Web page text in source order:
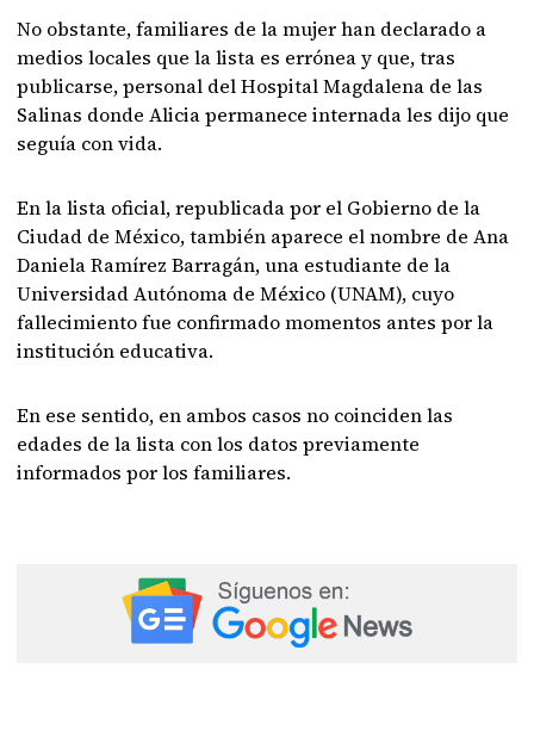
No obstante, familiares de la mujer han declarado a
medios locales que la lista es errónea y que, tras
publicarse, personal del Hospital Magdalena de las
Salinas donde Alicia permanece internada les dijo que
seguía con vida.
En la lista oficial, republicada por el Gobierno de la
Ciudad de México, también aparece el nombre de Ana
Daniela Ramírez Barragán, una estudiante de la
Universidad Autónoma de México (UNAM), cuyo
fallecimiento fue confirmado momentos antes por la
institución educativa.
En ese sentido, en ambos casos no coinciden las
edades de la lista con los datos previamente
informados por los familiares.